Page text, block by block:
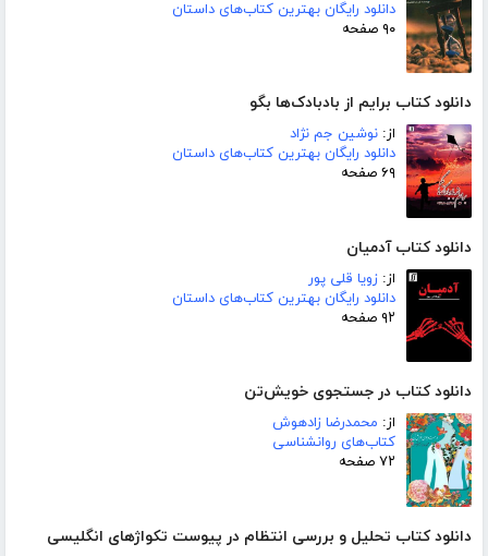
دانلود رایگان بهترین کتاب‌های داستان
۹۰ صفحه
دانلود کتاب برایم از بادبادک‌ها بگو
از: نوشین جم نژاد
دانلود رایگان بهترین کتاب‌های داستان
۶۹ صفحه
دانلود کتاب آدمیان
از: زویا قلی پور
دانلود رایگان بهترین کتاب‌های داستان
۹۲ صفحه
دانلود کتاب در جستجوی خویش‌تن
از: محمدرضا زادهوش
کتاب‌های روانشناسی
۷۲ صفحه
دانلود کتاب تحلیل و بررسی انتظام در پیوست تکواژهای انگلیسی